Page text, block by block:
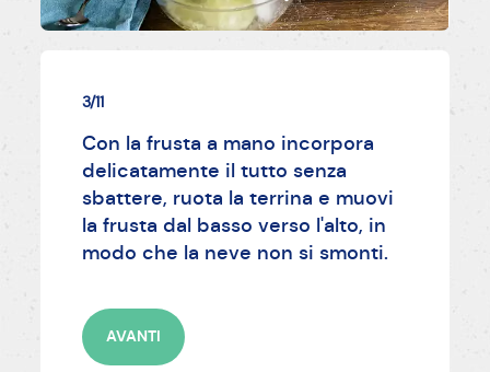
3/11
Con la frusta a mano incorpora
delicatamente il tutto senza
sbattere, ruota la terrina e muovi
la frusta dal basso verso l'alto, in
modo che la neve non si smonti.
AVANTI